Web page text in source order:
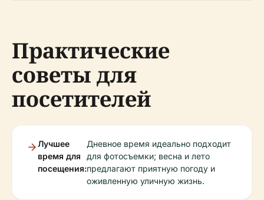
Практические
советы для
посетителей
Лучшее
время для
посещения:
Дневное время идеально подходит
для фотосъемки; весна и лето
предлагают приятную погоду и
оживленную уличную жизнь.